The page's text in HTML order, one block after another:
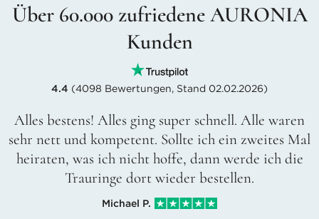
Über 60.000 zufriedene AURONIA
Kunden
4.4 (4098 Bewertungen, Stand 02.02.2026)
Alles bestens! Alles ging super schnell. Alle waren
sehr nett und kompetent. Sollte ich ein zweites Mal
heiraten, was ich nicht hoffe, dann werde ich die
Trauringe dort wieder bestellen.
Michael P.